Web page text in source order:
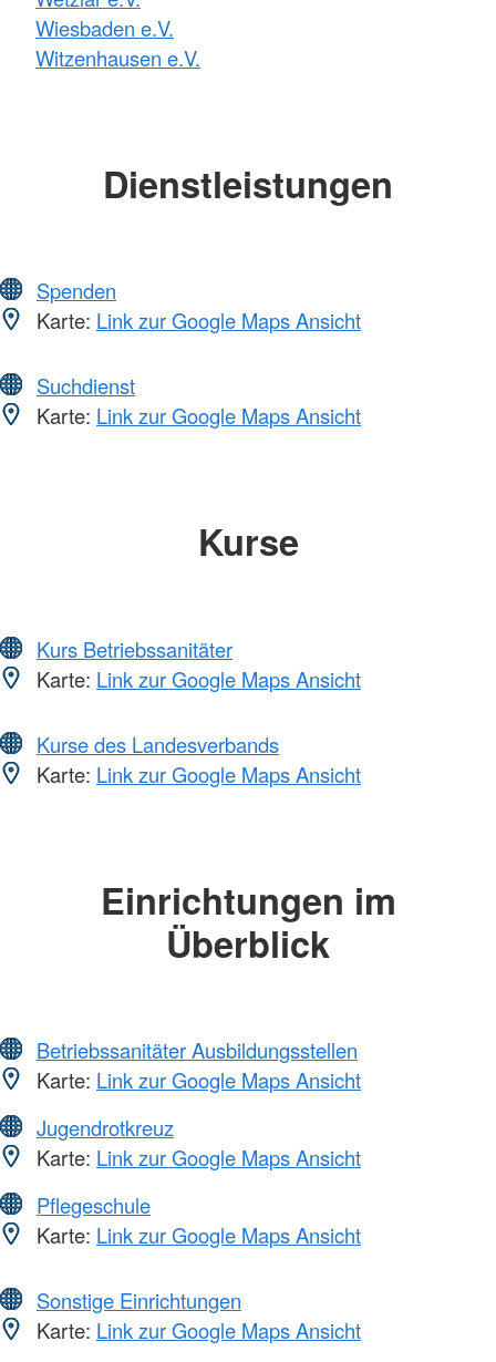
Wiesbaden e.V.
Witzenhausen e.V.
Dienstleistungen
Spenden
Karte: Link zur Google Maps Ansicht
Suchdienst
Karte: Link zur Google Maps Ansicht
Kurse
Kurs Betriebssanitäter
Karte: Link zur Google Maps Ansicht
Kurse des Landesverbands
Karte: Link zur Google Maps Ansicht
Einrichtungen im
Überblick
Betriebssanitäter Ausbildungsstellen
Karte: Link zur Google Maps Ansicht
Jugendrotkreuz
Karte: Link zur Google Maps Ansicht
Pflegeschule
Karte: Link zur Google Maps Ansicht
Sonstige Einrichtungen
Karte: Link zur Google Maps Ansicht